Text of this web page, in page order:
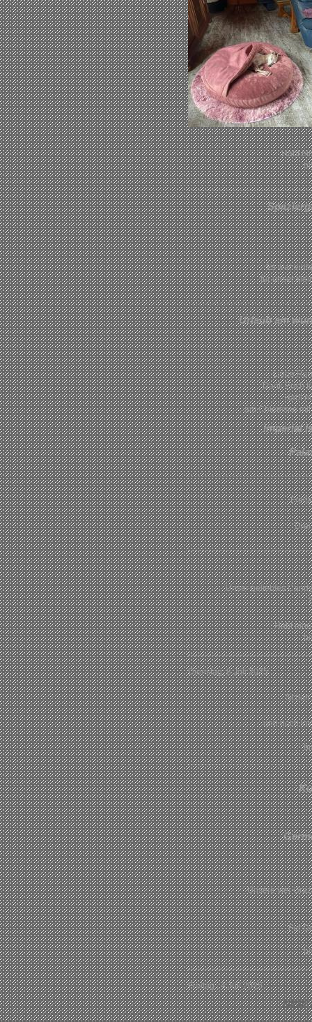
Habt
Es war
für unser
Urlaub am
Liebe
Dank Euch
Habt
am Chiemsee
Imperial
Unser geliebtes
Habt
Dienstag, 8.Juli 2025
Schon
und doch
Unsere vier
Für
Freitag , 4.Juli 2025
NINE